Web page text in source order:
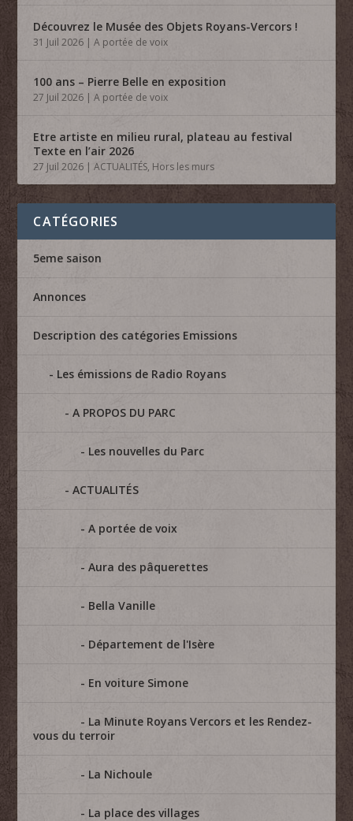
Découvrez le Musée des Objets Royans-Vercors !
31 Juil 2026 |A portée de voix
100 ans – Pierre Belle en exposition
27 Juil 2026 |A portée de voix
Etre artiste en milieu rural, plateau au festival
Texte en l’air 2026
27 Juil 2026 |ACTUALITÉS, Hors les murs
CATÉGORIES
5eme saison
Annonces
Description des catégories Emissions
Les émissions de Radio Royans
A PROPOS DU PARC
Les nouvelles du Parc
ACTUALITÉS
A portée de voix
Aura des pâquerettes
Bella Vanille
Département de l'Isère
En voiture Simone
La Minute Royans Vercors et les Rendez-
vous du terroir
La Nichoule
La place des villages